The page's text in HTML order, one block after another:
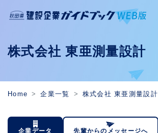
株式会社 東亜測量設計
Home 企業一覧 株式会社 東亜測量設計
企業データ 先輩からのメッセージへ